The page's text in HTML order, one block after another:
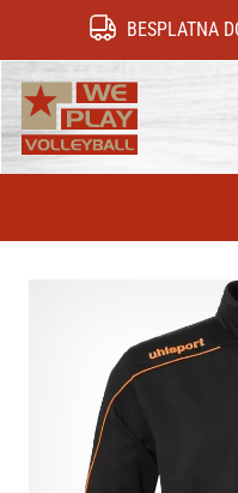
BESPLATNA